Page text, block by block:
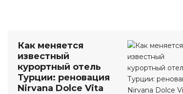
Как меняется
известный
курортный отель
Турции: реновация
Nirvana Dolce Vita